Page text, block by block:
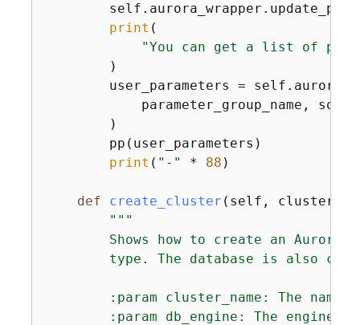
print (
"You can get a list of
        )
user_parameters =
parameter_group_name,
        )
        pp(user_parameters)
print ( "-" * 88 )
def create_cluster ( self,
"""
Shows how to create an Aurora
type. The database is also
:param cluster_name: The name
:param db_engine: The engine